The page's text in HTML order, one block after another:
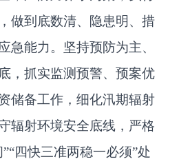
做到底数清、隐患明、措
急能力。坚持预防为主、
，抓实监测预警、预案优
储备工作，细化汛期辐射
辐射环境安全底线，严格
四快三准两稳一必须”处